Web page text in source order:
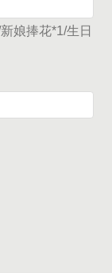
娘捧花*1/生日